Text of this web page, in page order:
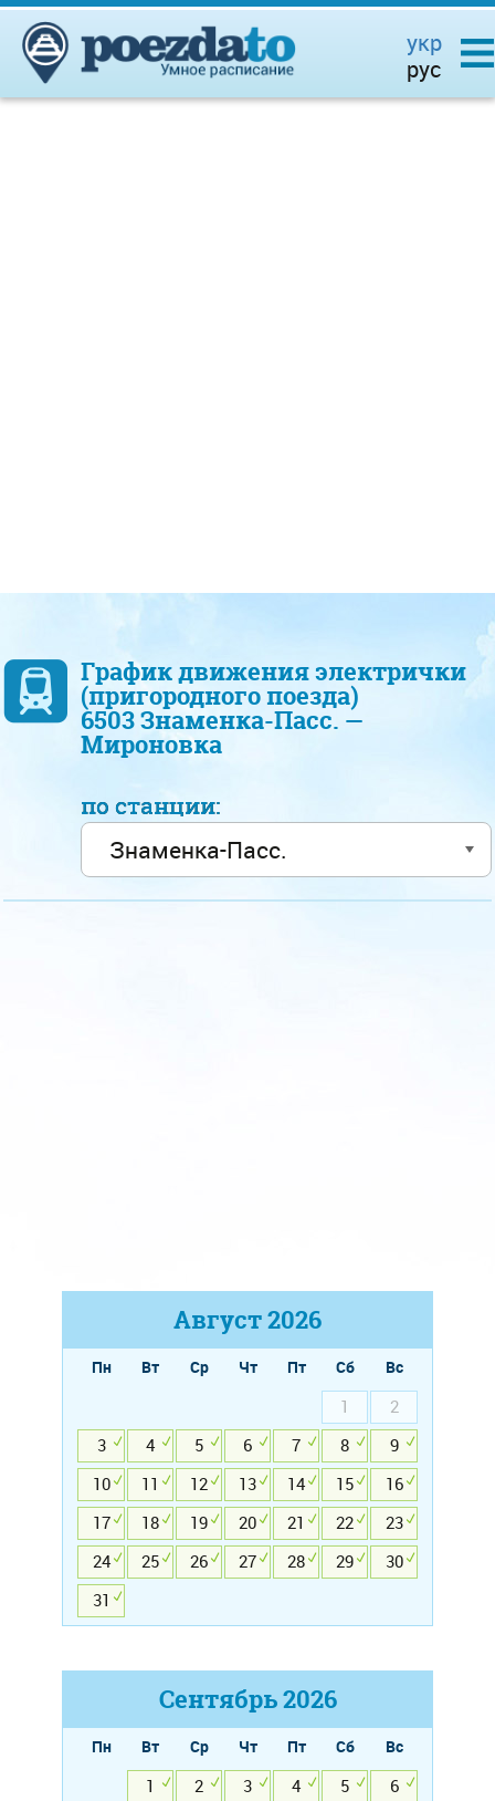
укр
рус
График движения электрички
(пригородного поезда)
6503 Знаменка-Пасс. —
Мироновка
по станции:
Август2026
Пн Вт Ср Чт Пт Сб
Вс
1
2
3
4 5 6 7 8
9
10
11 12 13 14 15
16
17
18 19 20 21 22
23
24
25 26 27 28 29
30
31
Сентябрь2026
Пн Вт Ср Чт Пт Сб
Вс
1
2 3 4 5
6